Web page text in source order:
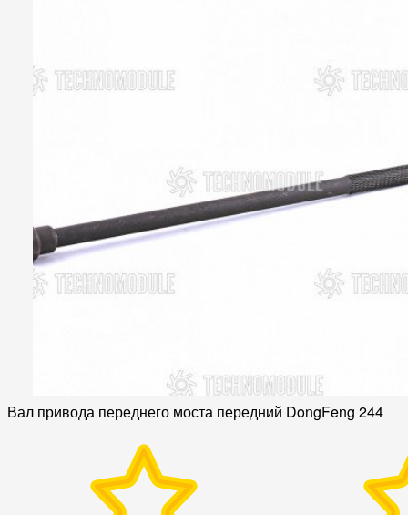
Вал привода переднего моста передний DongFeng 244